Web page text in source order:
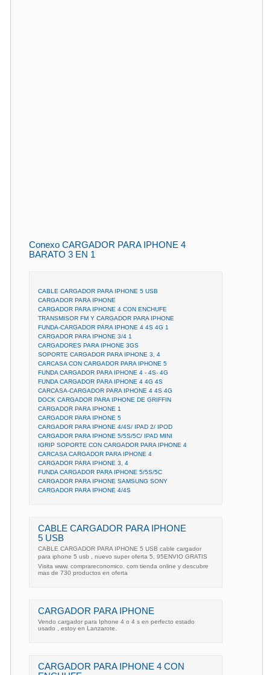
Conexo CARGADOR PARA IPHONE 4
BARATO 3 EN 1
CABLE CARGADOR PARA IPHONE 5 USB
CARGADOR PARA IPHONE
CARGADOR PARA IPHONE 4 CON ENCHUFE
TRANSMISOR FM Y CARGADOR PARA IPHONE
FUNDA-CARGADOR PARA IPHONE 4 4S 4G 1
CARGADOR PARA IPHONE 3/4 1
CARGADORES PARA IPHONE 3GS
SOPORTE CARGADOR PARA IPHONE 3, 4
CARCASA CON CARGADOR PARA IPHONE 5
FUNDA CARGADOR PARA IPHONE 4 - 4S- 4G
FUNDA CARGADOR PARA IPHONE 4 4G 4S
CARCASA-CARGADOR PARA IPHONE 4 4S 4G
DOCK CARGADOR PARA IPHONE DE GRIFFIN
CARGADOR PARA IPHONE 1
CARGADOR PARA IPHONE 5
CARGADOR PARA IPHONE 4/4S/ IPAD 2/ IPOD
CARGADOR PARA IPHONE 5/5S/5C/ IPAD MINI
IGRIP SOPORTE CON CARGADOR PARA IPHONE 4
CARCASA CARGADOR PARA IPHONE 4
CARGADOR PARA IPHONE 3, 4
FUNDA CARGADOR PARA IPHONE 5/5S/5C
CARGADOR PARA IPHONE SAMSUNG SONY
CARGADOR PARA IPHONE 4/4S
CABLE CARGADOR PARA IPHONE
5 USB
CABLE CARGADOR PARA IPHONE 5 USB cable cargador
para iphone 5 usb , nuevo super oferta 5, 95ENVIO GRATIS
Visita www. comprareconomico. com tienda online y descubre
mas de 730 productos en oferta
CARGADOR PARA IPHONE
Vendo cargador para Iphone 4 o 4 s en perfecto estado
usado , estoy en Lanzarote.
CARGADOR PARA IPHONE 4 CON